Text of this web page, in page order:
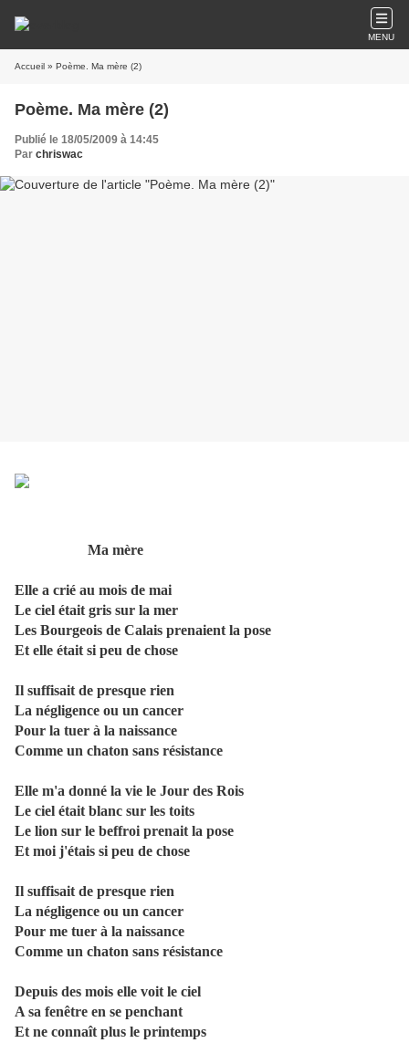
MENU
Accueil » Poème. Ma mère (2)
Poème. Ma mère (2)
Publié le 18/05/2009 à 14:45
Par chriswac
Ma mère
Elle a crié au mois de mai
Le ciel était gris sur la mer
Les Bourgeois de Calais prenaient la pose
Et elle était si peu de chose
Il suffisait de presque rien
La négligence ou un cancer
Pour la tuer à la naissance
Comme un chaton sans résistance
Elle m'a donné la vie le Jour des Rois
Le ciel était blanc sur les toits
Le lion sur le beffroi prenait la pose
Et moi j'étais si peu de chose
Il suffisait de presque rien
La négligence ou un cancer
Pour me tuer à la naissance
Comme un chaton sans résistance
Depuis des mois elle voit le ciel
A sa fenêtre en se penchant
Et ne connaît plus le printemps